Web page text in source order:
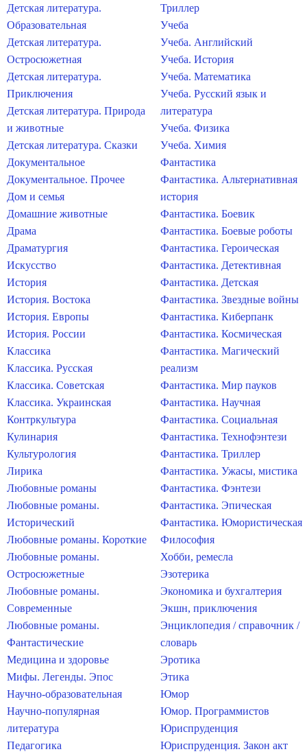
Детская литература.
Образовательная
Детская литература.
Остросюжетная
Детская литература.
Приключения
Детская литература. Природа
и животные
Детская литература. Сказки
Документальное
Документальное. Прочее
Дом и семья
Домашние животные
Драма
Драматургия
Искусство
История
История. Востока
История. Европы
История. России
Классика
Классика. Русская
Классика. Советская
Классика. Украинская
Контркультура
Кулинария
Культурология
Лирика
Любовные романы
Любовные романы.
Исторический
Любовные романы. Короткие
Любовные романы.
Остросюжетные
Любовные романы.
Современные
Любовные романы.
Фантастические
Медицина и здоровье
Мифы. Легенды. Эпос
Научно-образовательная
Научно-популярная
литература
Педагогика
Триллер
Учеба
Учеба. Английский
Учеба. История
Учеба. Математика
Учеба. Русский язык и
литература
Учеба. Физика
Учеба. Химия
Фантастика
Фантастика. Альтернативная
история
Фантастика. Боевик
Фантастика. Боевые роботы
Фантастика. Героическая
Фантастика. Детективная
Фантастика. Детская
Фантастика. Звездные войны
Фантастика. Киберпанк
Фантастика. Космическая
Фантастика. Магический
реализм
Фантастика. Мир пауков
Фантастика. Научная
Фантастика. Социальная
Фантастика. Технофэнтези
Фантастика. Триллер
Фантастика. Ужасы, мистика
Фантастика. Фэнтези
Фантастика. Эпическая
Фантастика. Юмористическая
Философия
Хобби, ремесла
Эзотерика
Экономика и бухгалтерия
Экшн, приключения
Энциклопедия / справочник /
словарь
Эротика
Этика
Юмор
Юмор. Программистов
Юриспруденция
Юриспруденция. Закон акт